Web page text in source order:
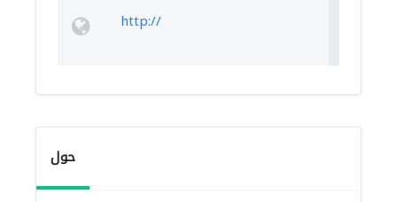
http://
حول